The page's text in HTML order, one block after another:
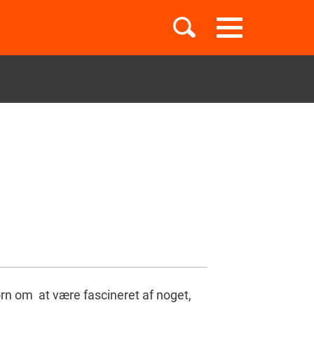
Toggle
navigation
Børnebøger
Temaer
om at være fascineret af noget,